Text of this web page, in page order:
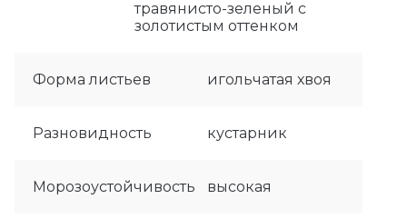
травянисто-зеленый с
золотистым оттенком
Форма листьев игольчатая хвоя
Разновидность кустарник
Морозоустойчивость высокая